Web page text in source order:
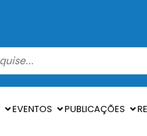
EVENTOS PUBLICAÇÕES